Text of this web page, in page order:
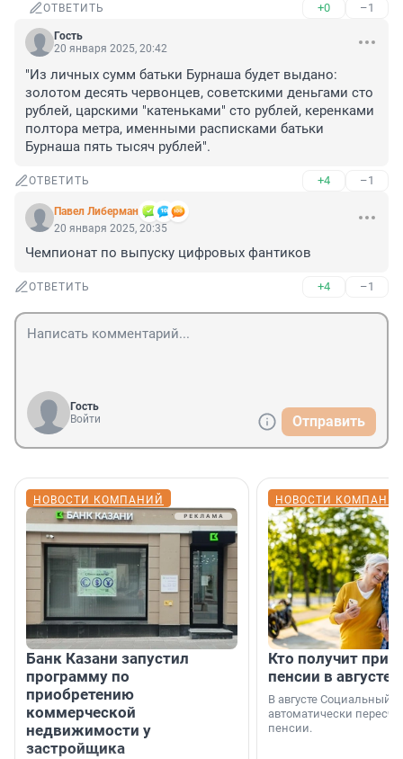
ОТВЕТИТЬ +0 –1
Гость
20 января 2025, 20:42
"Из личных сумм батьки Бурнаша будет выдано:
золотом десять червонцев, советскими деньгами сто
рублей, царскими "катеньками" сто рублей, керенками
полтора метра, именными расписками батьки
Бурнаша пять тысяч рублей".
ОТВЕТИТЬ +4 –1
Павел Либерман
20 января 2025, 20:35
Чемпионат по выпуску цифровых фантиков
ОТВЕТИТЬ +4 –1
Гость
Войти
Отправить
НОВОСТИ КОМПАНИЙ
Банк Казани запустил
программу по
приобретению
коммерческой
недвижимости у
застройщика
НОВОСТИ
Кто получит
пенсии в августе
В августе Социальный
автоматически
пенсии.